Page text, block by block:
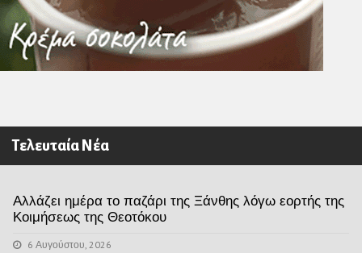
Τελευταία Νέα
Αλλάζει ημέρα το παζάρι της Ξάνθης λόγω εορτής της
Κοιμήσεως της Θεοτόκου
6 Αυγούστου, 2026